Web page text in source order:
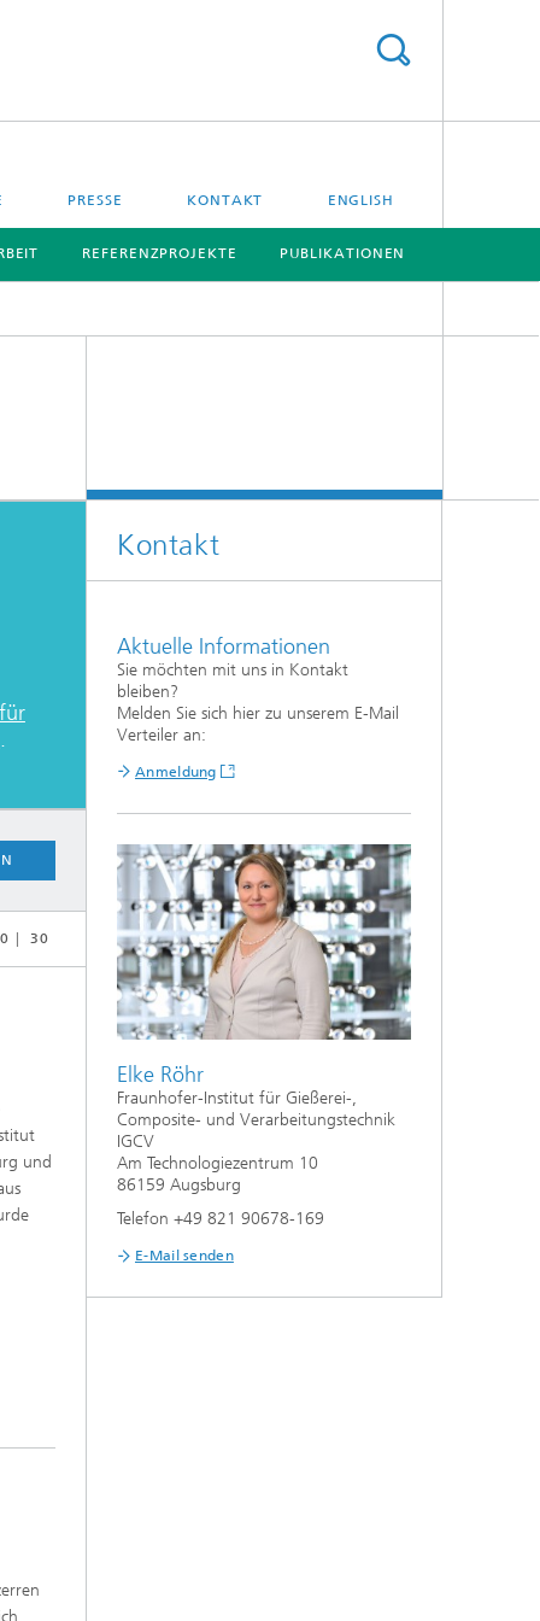
PRESSE KONTAKT ENGLISH
REFERENZPROJEKTE PUBLIKATIONEN
.
30
und
Kontakt
Aktuelle Informationen
Sie möchten mit uns in Kontakt
bleiben?
Melden Sie sich hier zu unserem E-Mail
Verteiler an:
Anmeldung
Elke Röhr
Fraunhofer-Institut für Gießerei-,
Composite- und Verarbeitungstechnik
IGCV
Am Technologiezentrum 10
86159 Augsburg
Telefon +49 821 90678-169
E-Mail senden